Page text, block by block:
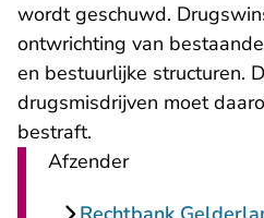
wordt geschuwd.
ontwrichting van
en bestuurlijke structuren.
drugsmisdrijven moet
bestraft.
Afzender